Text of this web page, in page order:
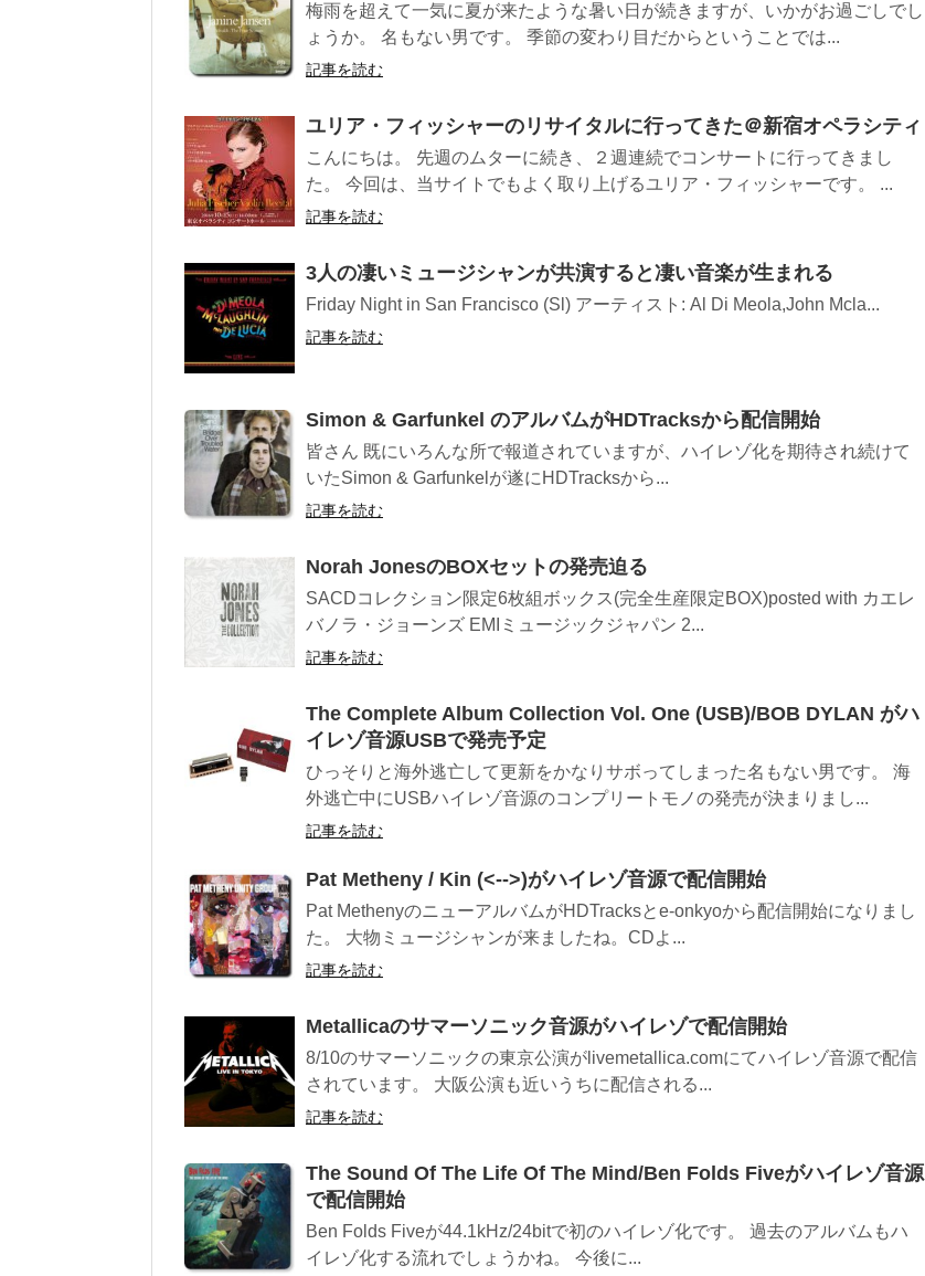
梅雨を超えて一気に夏が来たような暑い日が続きますが、いかがお過ごしでし
ょうか。 名もない男です。 季節の変わり目だからということでは...
記事を読む
ユリア・フィッシャーのリサイタルに行ってきた＠新宿オペラシティ
こんにちは。 先週のムターに続き、２週連続でコンサートに行ってきまし
た。 今回は、当サイトでもよく取り上げるユリア・フィッシャーです。 ...
記事を読む
3人の凄いミュージシャンが共演すると凄い音楽が生まれる
Friday Night in San Francisco (Sl) アーティスト: Al Di Meola,John Mcla...
記事を読む
Simon & Garfunkel のアルバムがHDTracksから配信開始
皆さん 既にいろんな所で報道されていますが、ハイレゾ化を期待され続けて
いたSimon & Garfunkelが遂にHDTracksから...
記事を読む
Norah JonesのBOXセットの発売迫る
SACDコレクション限定6枚組ボックス(完全生産限定BOX)posted with カエレ
バノラ・ジョーンズ EMIミュージックジャパン 2...
記事を読む
The Complete Album Collection Vol. One (USB)/BOB DYLAN がハ
イレゾ音源USBで発売予定
ひっそりと海外逃亡して更新をかなりサボってしまった名もない男です。 海
外逃亡中にUSBハイレゾ音源のコンプリートモノの発売が決まりまし...
記事を読む
Pat Metheny / Kin (<-->)がハイレゾ音源で配信開始
Pat MethenyのニューアルバムがHDTracksとe-onkyoから配信開始になりまし
た。 大物ミュージシャンが来ましたね。CDよ...
記事を読む
Metallicaのサマーソニック音源がハイレゾで配信開始
8/10のサマーソニックの東京公演がlivemetallica.comにてハイレゾ音源で配信
されています。 大阪公演も近いうちに配信される...
記事を読む
The Sound Of The Life Of The Mind/Ben Folds Fiveがハイレゾ音源
で配信開始
Ben Folds Fiveが44.1kHz/24bitで初のハイレゾ化です。 過去のアルバムもハ
イレゾ化する流れでしょうかね。 今後に...